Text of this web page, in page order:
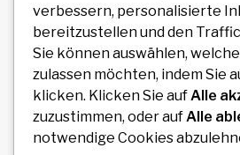
Private Rundreise
Südindien planen
August 6, 2026
Redaktionelles
Artikeln zu Politik,
verbessern, personalisierte
bereitzustellen und den
Sie können auswählen,
zulassen möchten, indem Sie
klicken. Klicken Sie aufAlle
zuzustimmen, oder aufAlle
notwendige Cookies